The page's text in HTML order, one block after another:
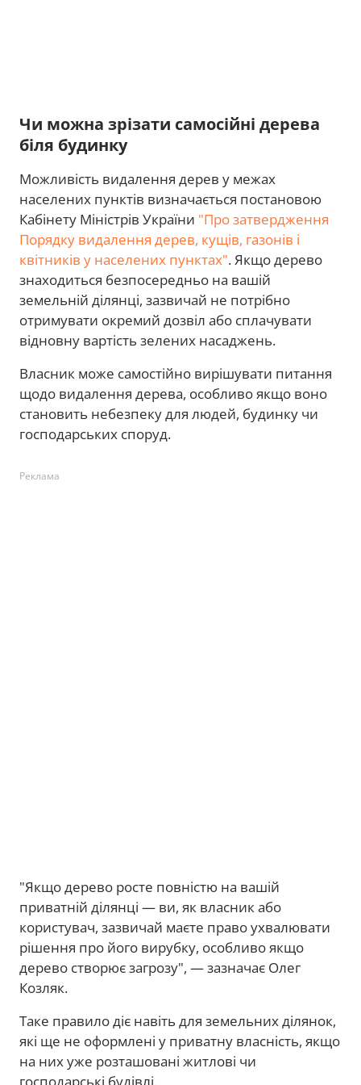
Чи можна зрізати самосійні дерева
біля будинку
Можливість видалення дерев у межах
населених пунктів визначається постановою
Кабінету Міністрів України "Про затвердження
Порядку видалення дерев, кущів, газонів і
квітників у населених пунктах". Якщо дерево
знаходиться безпосередньо на вашій
земельній ділянці, зазвичай не потрібно
отримувати окремий дозвіл або сплачувати
відновну вартість зелених насаджень.
Власник може самостійно вирішувати питання
щодо видалення дерева, особливо якщо воно
становить небезпеку для людей, будинку чи
господарських споруд.
Реклама
"Якщо дерево росте повністю на вашій
приватній ділянці — ви, як власник або
користувач, зазвичай маєте право ухвалювати
рішення про його вирубку, особливо якщо
дерево створює загрозу", — зазначає Олег
Козляк.
Таке правило діє навіть для земельних ділянок,
які ще не оформлені у приватну власність, якщо
на них уже розташовані житлові чи
господарські будівлі.